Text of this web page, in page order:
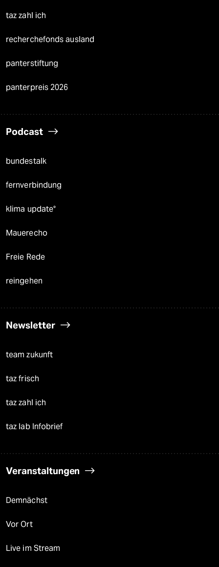
taz zahl ich
recherchefonds ausland
panterstiftung
panterpreis 2026
Podcast
bundestalk
fernverbindung
klima update°
Mauerecho
Freie Rede
reingehen
Newsletter
team zukunft
taz frisch
taz zahl ich
taz lab Infobrief
Veranstaltungen
Demnächst
Vor Ort
Live im Stream